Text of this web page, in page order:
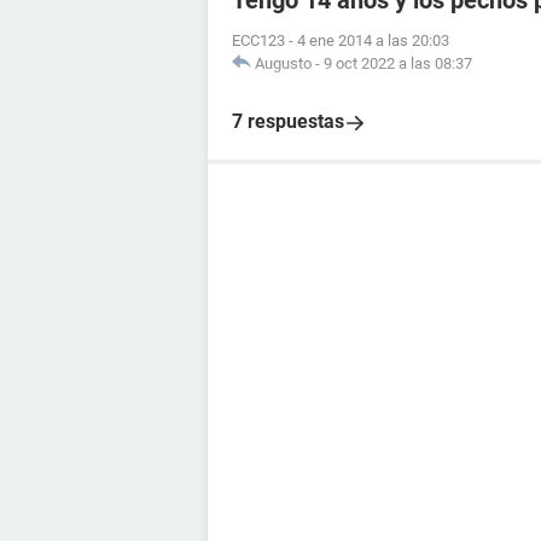
ECC123 - 4 ene 2014 a las 20:03
Augusto - 9 oct 2022 a las 08:37
7 respuestas